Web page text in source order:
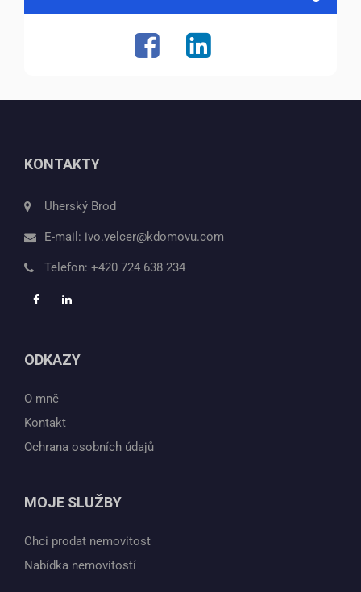
KONTAKTY
Uherský Brod
E-mail: ivo.velcer@kdomovu.com
Telefon: +420 724 638 234
ODKAZY
O mně
Kontakt
Ochrana osobních údajů
MOJE SLUŽBY
Chci prodat nemovitost
Nabídka nemovitostí